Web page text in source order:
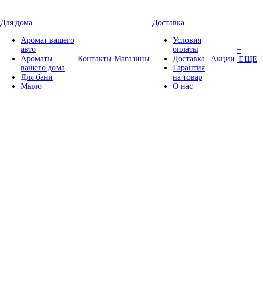
Для дома
Аромат вашего
авто
Ароматы
вашего дома
Для бани
Мыло
Контакты Магазины
Доставка
Условия
оплаты
Доставка
Гарантия
на товар
О нас
Акции
+
ЕЩЕ